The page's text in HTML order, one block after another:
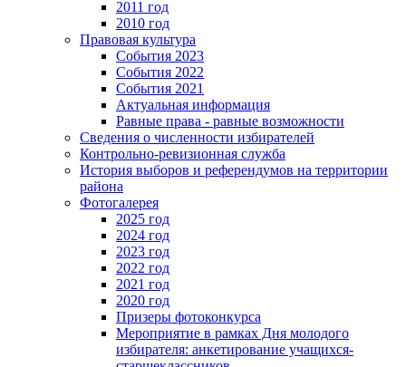
2011 год
2010 год
Правовая культура
События 2023
События 2022
События 2021
Актуальная информация
Равные права - равные возможности
Сведения о численности избирателей
Контрольно-ревизионная служба
История выборов и референдумов на территории
района
Фотогалерея
2025 год
2024 год
2023 год
2022 год
2021 год
2020 год
Призеры фотоконкурса
Мероприятие в рамках Дня молодого
избирателя: анкетирование учащихся-